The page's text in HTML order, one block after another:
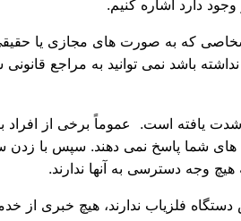
دارد اشاره کنیم.
که به صورت های مجازی یا
باشد نمی توانید به مراجع
یافته است. عموماً برخی از افراد
شما پاسخ نمی دهند. سپس با
وجه دسترسی به آنها ندارند.
فلزیاب ندارند، هیچ خبری از